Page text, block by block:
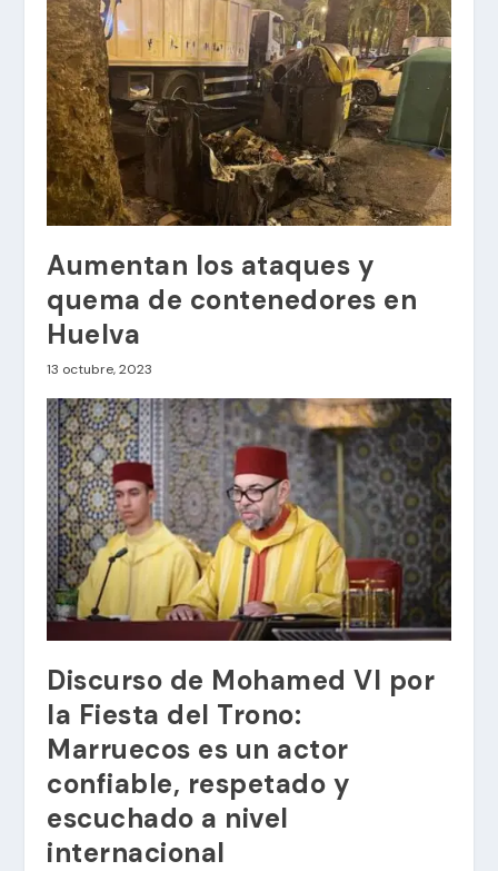
Aumentan los ataques y
quema de contenedores en
Huelva
13 octubre, 2023
Discurso de Mohamed VI por
la Fiesta del Trono:
Marruecos es un actor
confiable, respetado y
escuchado a nivel
internacional